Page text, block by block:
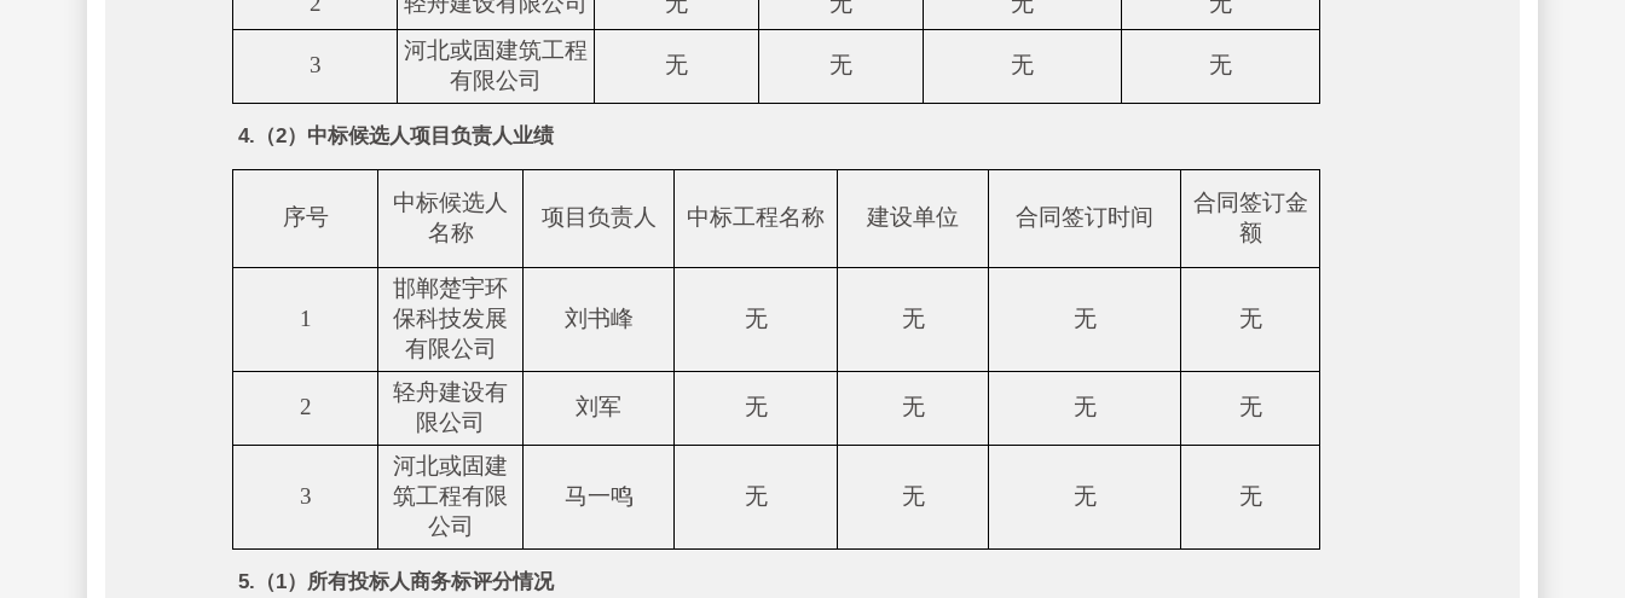
3
河北或固建筑工程
有限公司
无 无 无 无
4.（2）中标候选人项目负责人业绩
序号
中标候选人
名称
项目负责人 中标工程名称 建设单位 合同签订时间
合同签订金
额
1
邯郸楚宇环
保科技发展
有限公司
刘书峰 无 无 无 无
2
轻舟建设有
限公司
刘军 无 无 无 无
3
河北或固建
筑工程有限
公司
马一鸣 无 无 无 无
5.（1）所有投标人商务标评分情况